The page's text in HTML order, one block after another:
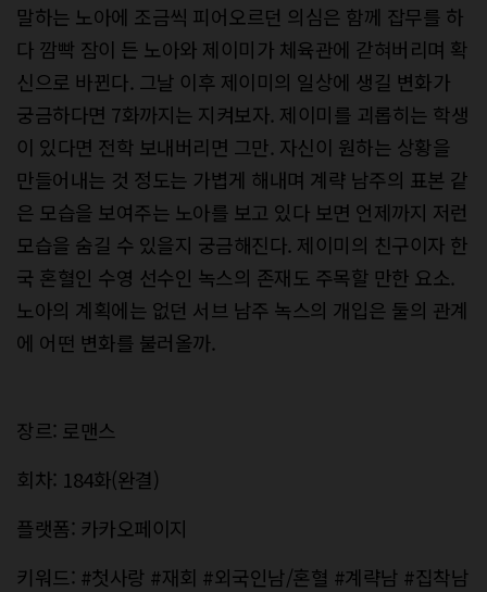
말하는 노아에 조금씩 피어오르던 의심은 함께 잡무를 하
다 깜빡 잠이 든 노아와 제이미가 체육관에 갇혀버리며 확
신으로 바뀐다. 그날 이후 제이미의 일상에 생길 변화가
궁금하다면 7화까지는 지켜보자. 제이미를 괴롭히는 학생
이 있다면 전학 보내버리면 그만. 자신이 원하는 상황을
만들어내는 것 정도는 가볍게 해내며 계략 남주의 표본 같
은 모습을 보여주는 노아를 보고 있다 보면 언제까지 저런
모습을 숨길 수 있을지 궁금해진다. 제이미의 친구이자 한
국 혼혈인 수영 선수인 녹스의 존재도 주목할 만한 요소.
노아의 계획에는 없던 서브 남주 녹스의 개입은 둘의 관계
에 어떤 변화를 불러올까.
장르: 로맨스
회차: 184화(완결)
플랫폼: 카카오페이지
키워드: #첫사랑 #재회 #외국인남/혼혈 #계략남 #집착남